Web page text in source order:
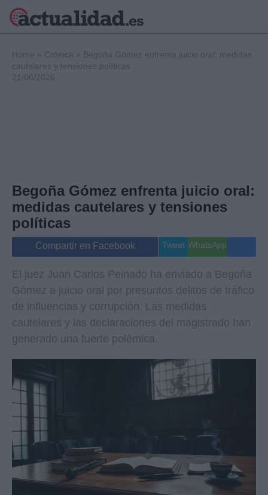
Internacional
Viajes
Gente
Musica
Home » Crónica » Begoña Gómez enfrenta juicio oral: medidas
cautelares y tensiones políticas
21/06/2026
Begoña Gómez enfrenta juicio oral:
medidas cautelares y tensiones
políticas
Compartir en Facebook Tweet WhatsApp
El juez Juan Carlos Peinado ha enviado a Begoña
Gómez a juicio oral por presuntos delitos de tráfico
de influencias y corrupción. Las medidas
cautelares y las declaraciones del magistrado han
generado una fuerte polémica.